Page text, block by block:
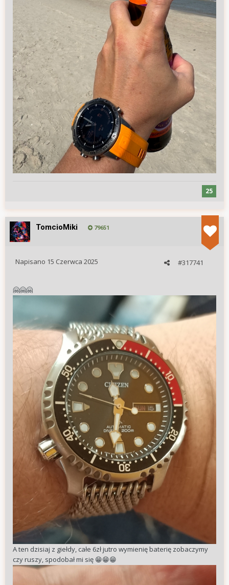
25
TomcioMiki 79651
#317741
Napisano 15 Czerwca 2025
🤗🤗🤗
A ten dzisiaj z giełdy, całe 6zł jutro wymienię baterię zobaczymy
czy ruszy, spodobał mi się 😁😁😁